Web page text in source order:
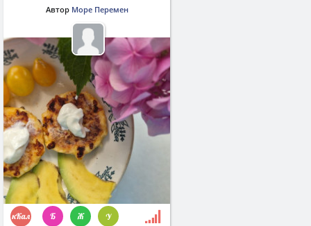
Автор Море Перемен